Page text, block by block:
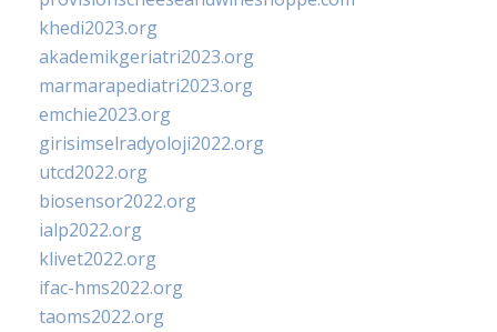
khedi2023.org
akademikgeriatri2023.org
marmarapediatri2023.org
emchie2023.org
girisimselradyoloji2022.org
utcd2022.org
biosensor2022.org
ialp2022.org
klivet2022.org
ifac-hms2022.org
taoms2022.org